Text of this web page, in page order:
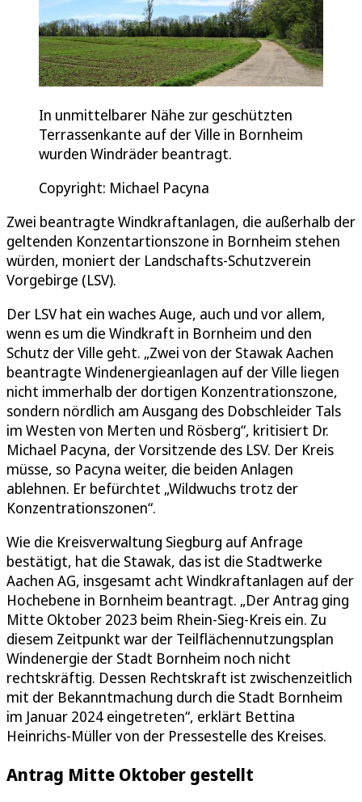
In unmittelbarer Nähe zur geschützten
Terrassenkante auf der Ville in Bornheim
wurden Windräder beantragt.
Copyright: Michael Pacyna
Zwei beantragte Windkraftanlagen, die außerhalb der
geltenden Konzentartionszone in Bornheim stehen
würden, moniert der Landschafts-Schutzverein
Vorgebirge (LSV).
Der LSV hat ein waches Auge, auch und vor allem,
wenn es um die Windkraft in Bornheim und den
Schutz der Ville geht. „Zwei von der Stawak Aachen
beantragte Windenergieanlagen auf der Ville liegen
nicht immerhalb der dortigen Konzentrationszone,
sondern nördlich am Ausgang des Dobschleider Tals
im Westen von Merten und Rösberg“, kritisiert Dr.
Michael Pacyna, der Vorsitzende des LSV. Der Kreis
müsse, so Pacyna weiter, die beiden Anlagen
ablehnen. Er befürchtet „Wildwuchs trotz der
Konzentrationszonen“.
Wie die Kreisverwaltung Siegburg auf Anfrage
bestätigt, hat die Stawak, das ist die Stadtwerke
Aachen AG, insgesamt acht Windkraftanlagen auf der
Hochebene in Bornheim beantragt. „Der Antrag ging
Mitte Oktober 2023 beim Rhein-Sieg-Kreis ein. Zu
diesem Zeitpunkt war der Teilflächennutzungsplan
Windenergie der Stadt Bornheim noch nicht
rechtskräftig. Dessen Rechtskraft ist zwischenzeitlich
mit der Bekanntmachung durch die Stadt Bornheim
im Januar 2024 eingetreten“, erklärt Bettina
Heinrichs-Müller von der Pressestelle des Kreises.
Antrag Mitte Oktober gestellt